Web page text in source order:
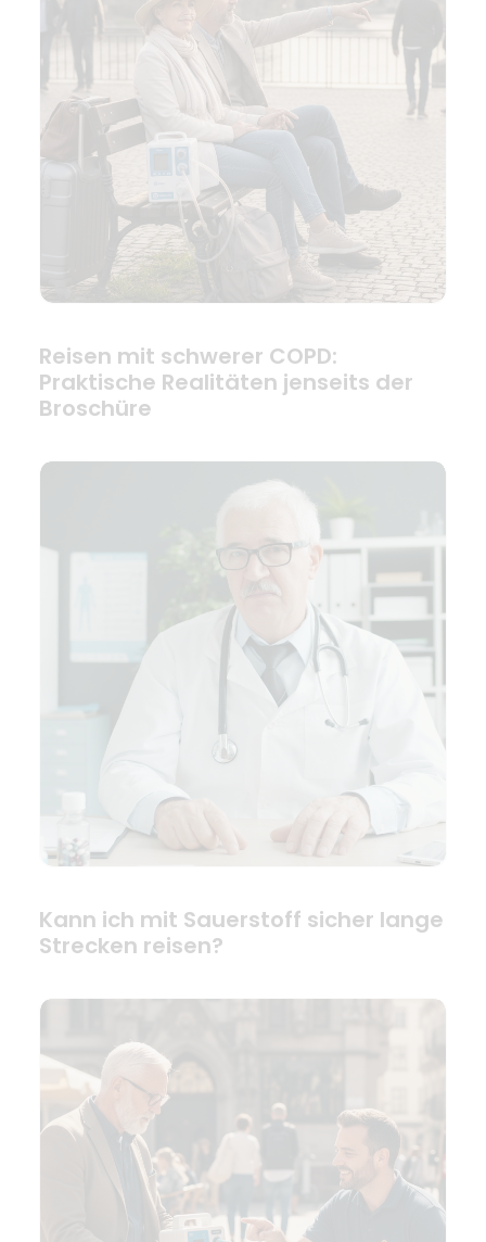
Reisen mit schwerer COPD:
Praktische Realitäten jenseits der
Broschüre
Kann ich mit Sauerstoff sicher lange
Strecken reisen?